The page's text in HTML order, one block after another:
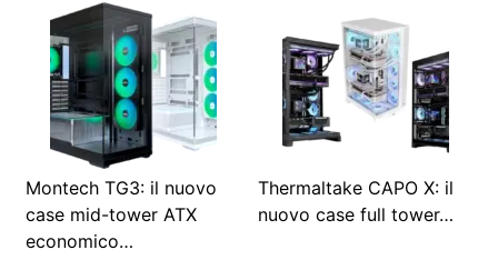
Montech TG3: il nuovo
case mid-tower ATX
economico…
Thermaltake CAPO X: il
nuovo case full tower…